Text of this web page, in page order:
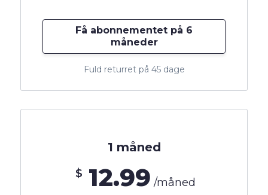
1 måned
$ 12.99 /måned
Få abonnementet på 6
måneder
Fuld returret på 45 dage